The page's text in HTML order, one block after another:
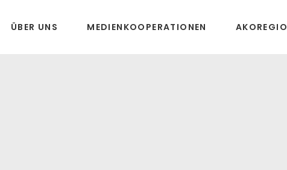
ÜBER UNS MEDIENKOOPERATIONEN AKOREGIO